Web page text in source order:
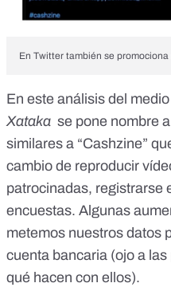
En Twitter también se
En este análisis del
Xataka se pone nombre
similares a “Cashzine”
cambio de reproducir
patrocinadas, registrarse
encuestas. Algunas
metemos nuestros datos
cuenta bancaria (ojo a las
qué hacen con ellos).